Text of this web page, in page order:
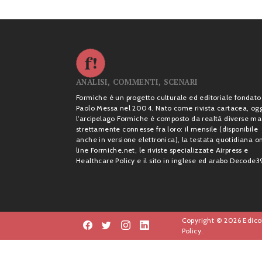
ANALISI, COMMENTI, SCENARI
Formiche è un progetto culturale ed editoriale fondato
Paolo Messa nel 2004. Nato come rivista cartacea,
l’arcipelago Formiche è composto da realtà diverse ma
strettamente connesse fra loro: il mensile (disponibile
anche in versione elettronica), la testata quotidiana
line Formiche.net, le riviste specializzate Airpress e
Healthcare Policy e il sito in inglese ed arabo
Copyright © 2026
Policy.